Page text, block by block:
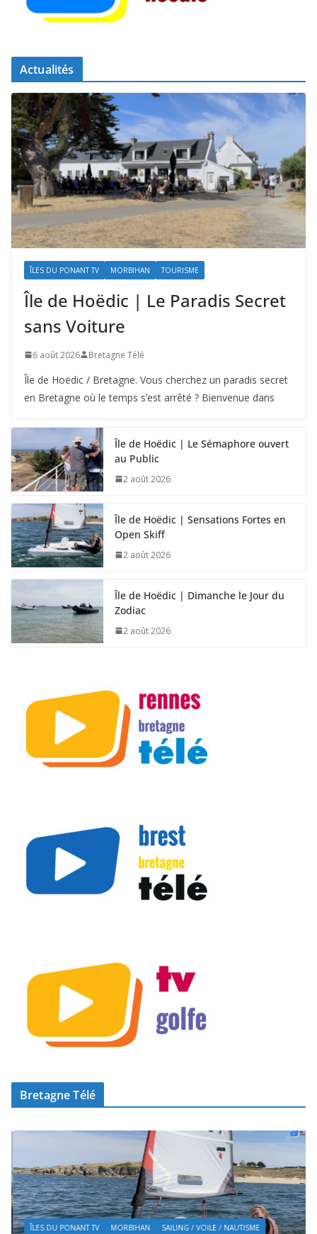
Actualités
ÎLES DU PONANT TV MORBIHAN TOURISME
Île de Hoëdic | Le Paradis Secret
sans Voiture
6 août 2026 Bretagne Télé
Île de Hoëdic / Bretagne. Vous cherchez un paradis secret
en Bretagne où le temps s’est arrêté ? Bienvenue dans
Île de Hoëdic | Le Sémaphore ouvert
au Public
2 août 2026
Île de Hoëdic | Sensations Fortes en
Open Skiff
2 août 2026
Île de Hoëdic | Dimanche le Jour du
Zodiac
2 août 2026
Bretagne Télé
ÎLES DU PONANT TV MORBIHAN SAILING / VOILE / NAUTISME